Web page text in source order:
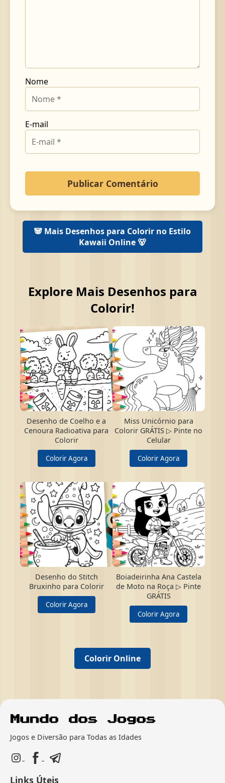
Nome
E-mail
🐼 Mais Desenhos para Colorir no Estilo
Kawaii Online 🐻
Explore Mais Desenhos para
Colorir!
Desenho de Coelho e a
Cenoura Radioativa para
Colorir
Colorir Agora
Miss Unicórnio para
Colorir GRÁTIS ▷ Pinte no
Celular
Colorir Agora
Desenho do Stitch
Bruxinho para Colorir
Colorir Agora
Boiadeirinha Ana Castela
de Moto na Roça ▷ Pinte
GRÁTIS
Colorir Agora
Colorir Online
Jogos e Diversão para Todas as Idades
Links Úteis